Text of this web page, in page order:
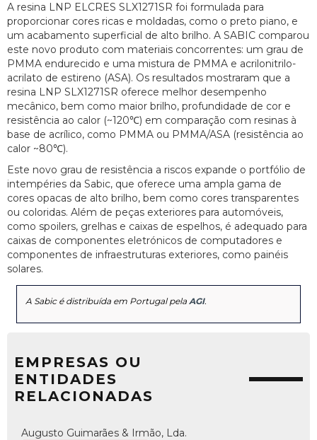
A resina LNP ELCRES SLX1271SR foi formulada para
proporcionar cores ricas e moldadas, como o preto piano, e
um acabamento superficial de alto brilho. A SABIC comparou
este novo produto com materiais concorrentes: um grau de
PMMA endurecido e uma mistura de PMMA e acrilonitrilo-
acrilato de estireno (ASA). Os resultados mostraram que a
resina LNP SLX1271SR oferece melhor desempenho
mecânico, bem como maior brilho, profundidade de cor e
resistência ao calor (~120℃) em comparação com resinas à
base de acrílico, como PMMA ou PMMA/ASA (resistência ao
calor ~80℃).
Este novo grau de resistência a riscos expande o portfólio de
intempéries da Sabic, que oferece uma ampla gama de
cores opacas de alto brilho, bem como cores transparentes
ou coloridas. Além de peças exteriores para automóveis,
como spoilers, grelhas e caixas de espelhos, é adequado para
caixas de componentes eletrónicos de computadores e
componentes de infraestruturas exteriores, como painéis
solares.
A Sabic é distribuída em Portugal pelaAGI.
EMPRESAS OU
ENTIDADES
RELACIONADAS
Augusto Guimarães & Irmão, Lda.